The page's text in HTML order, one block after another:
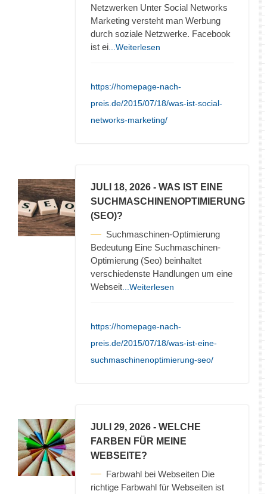
Netzwerken Unter Social Networks
Marketing versteht man Werbung
durch soziale Netzwerke. Facebook
ist ei ...Weiterlesen
https://homepage-nach-
preis.de/2015/07/18/was-ist-social-
networks-marketing/
JULI 18, 2026 - WAS IST EINE
SUCHMASCHINENOPTIMIERUNG
(SEO)?
Suchmaschinen-Optimierung
Bedeutung Eine Suchmaschinen-
Optimierung (Seo) beinhaltet
verschiedenste Handlungen um eine
Webseit ...Weiterlesen
https://homepage-nach-
preis.de/2015/07/18/was-ist-eine-
suchmaschinenoptimierung-seo/
JULI 29, 2026 - WELCHE
FARBEN FÜR MEINE
WEBSEITE?
Farbwahl bei Webseiten Die
richtige Farbwahl für Webseiten ist